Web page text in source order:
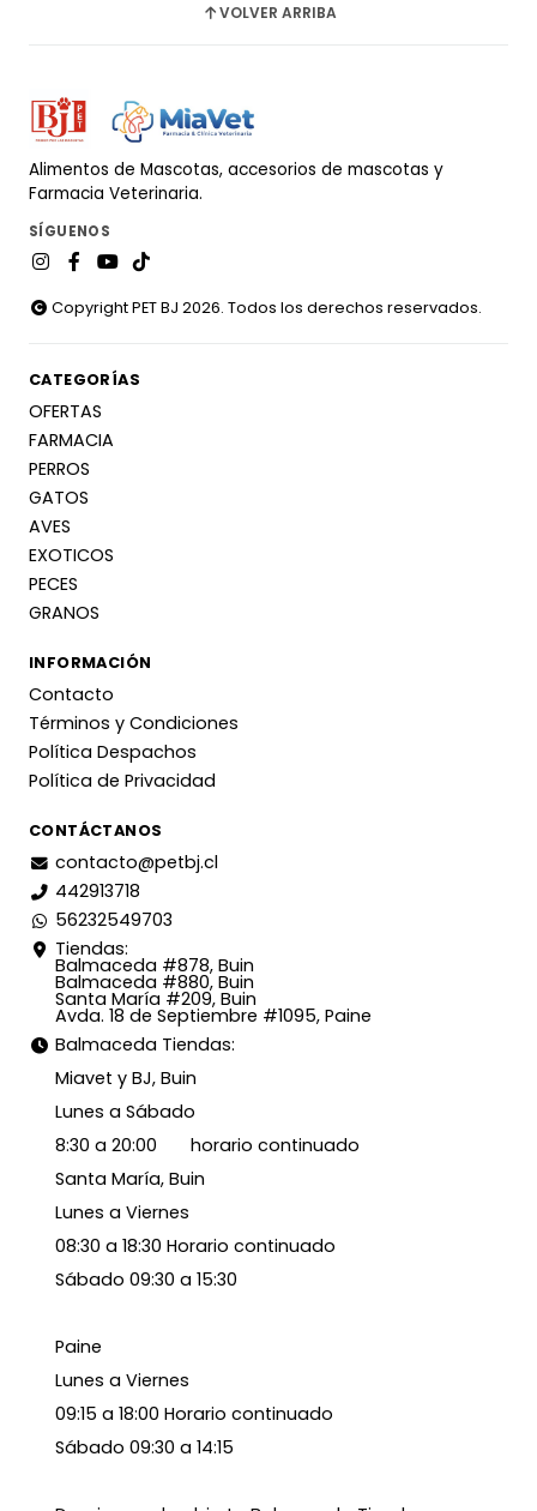
VOLVER ARRIBA
Alimentos de Mascotas, accesorios de mascotas y
Farmacia Veterinaria.
SÍGUENOS
Copyright PET BJ 2026. Todos los derechos reservados.
CATEGORÍAS
OFERTAS
FARMACIA
PERROS
GATOS
AVES
EXOTICOS
PECES
GRANOS
INFORMACIÓN
Contacto
Términos y Condiciones
Política Despachos
Política de Privacidad
CONTÁCTANOS
contacto@petbj.cl
442913718
56232549703
Tiendas:
Balmaceda #878, Buin
Balmaceda #880, Buin
Santa María #209, Buin
Avda. 18 de Septiembre #1095, Paine
Balmaceda Tiendas:
Miavet y BJ, Buin
Lunes a Sábado
8:30 a 20:00 horario continuado
Santa María, Buin
Lunes a Viernes
08:30 a 18:30 Horario continuado
Sábado 09:30 a 15:30
Paine
Lunes a Viernes
09:15 a 18:00 Horario continuado
Sábado 09:30 a 14:15